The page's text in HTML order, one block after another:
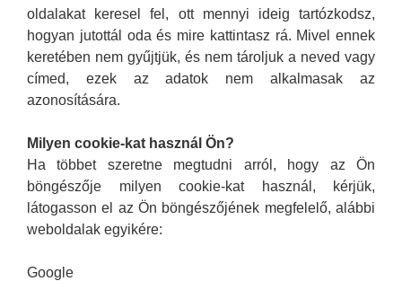
oldalakat keresel fel, ott mennyi ideig tartózkodsz,
hogyan jutottál oda és mire kattintasz rá. Mivel ennek
keretében nem gyűjtjük, és nem tároljuk a neved vagy
címed, ezek az adatok nem alkalmasak az
azonosítására.
Milyen cookie-kat használ Ön?
Ha többet szeretne megtudni arról, hogy az Ön
böngészője milyen cookie-kat használ, kérjük,
látogasson el az Ön böngészőjének megfelelő, alábbi
weboldalak egyikére:
Google